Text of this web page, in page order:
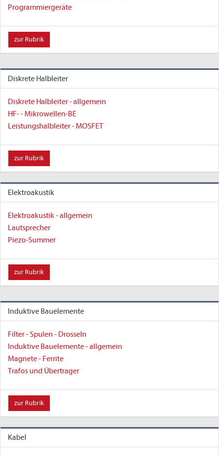
Programmiergeräte
zur Rubrik
Diskrete Halbleiter
Diskrete Halbleiter - allgemein
HF- - Mikrowellen-BE
Leistungshalbleiter - MOSFET
zur Rubrik
Elektroakustik
Elektroakustik - allgemein
Lautsprecher
Piezo-Summer
zur Rubrik
Induktive Bauelemente
Filter - Spulen - Drosseln
Induktive Bauelemente - allgemein
Magnete - Ferrite
Trafos und Übertrager
zur Rubrik
Kabel